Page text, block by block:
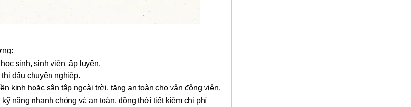
sinh, sinh viên tập luyện.
đấu chuyên nghiệp.
kinh hoặc sân tập ngoài trời, tăng an toàn cho vận động viên.
năng nhanh chóng và an toàn, đồng thời tiết kiệm chi phí